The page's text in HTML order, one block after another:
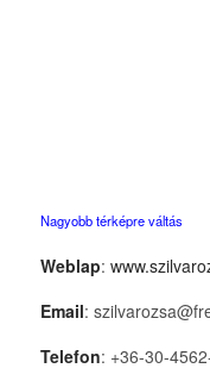
Nagyobb térképre váltás
Weblap:
Email:
Telefon: +36-30-